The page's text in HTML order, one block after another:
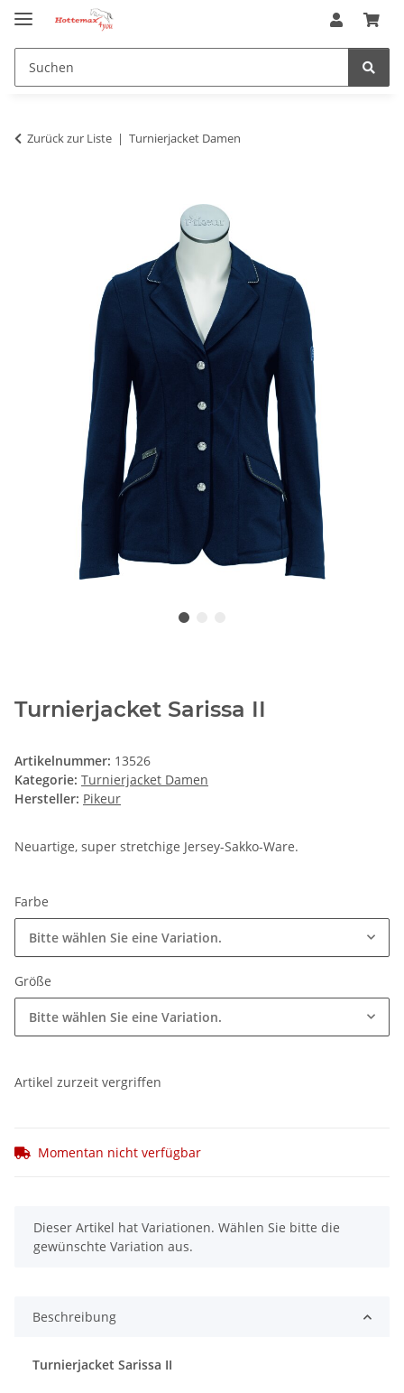
Zurück zur Liste Turnierjacket Damen
Turnierjacket Sarissa II
Artikelnummer: 13526
Kategorie: Turnierjacket Damen
Hersteller: Pikeur
Neuartige, super stretchige Jersey-Sakko-Ware.
Farbe
Bitte wählen Sie eine Variation.
Größe
Bitte wählen Sie eine Variation.
Artikel zurzeit vergriffen
Momentan nicht verfügbar
x
Dieser Artikel hat Variationen. Wählen Sie bitte die
gewünschte Variation aus.
Beschreibung
Turnierjacket Sarissa II